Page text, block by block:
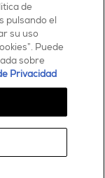
Perret
de
pulsando el
su uso
Puede
sobre
Privacidad